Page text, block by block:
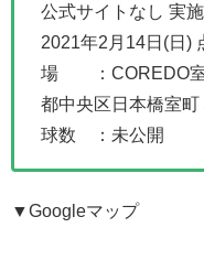
公式サイトなし 実
2021年2月14日(日)
場 ：COREDO
都中央区日本橋室町
球数 ：未公開
▼Googleマップ